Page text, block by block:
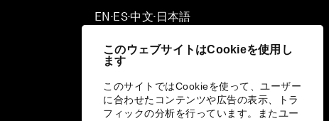
このウェブサイトはCookieを使用し
ます
このサイトではCookieを使って、ユーザー
に合わせたコンテンツや広告の表示、トラ
フィックの分析を行っています。またユー
EN ▪ES▪中文▪ 日本語